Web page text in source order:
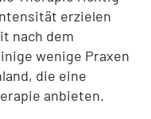
erzielen
nach dem
wenige Praxen
die eine
anbieten.